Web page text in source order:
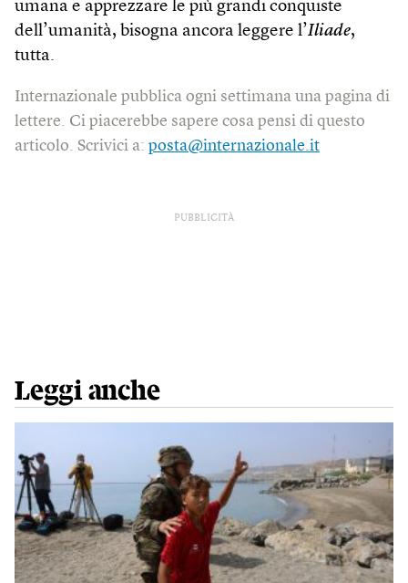
umana e apprezzare le più grandi conquiste
dell’umanità, bisogna ancora leggere l’Iliade,
tutta.
Internazionale pubblica ogni settimana una pagina di
lettere. Ci piacerebbe sapere cosa pensi di questo
articolo. Scrivici a: posta@internazionale.it
PUBBLICITÀ
Leggi anche